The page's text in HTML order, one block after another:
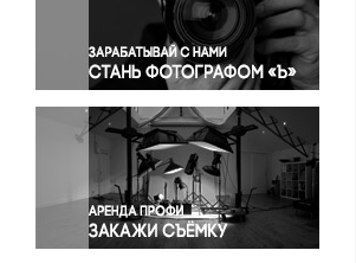
Правосудие
Происшествия и конфликты
Религия
Светская жизнь
Спорт
Экология
Экономика и бизнес